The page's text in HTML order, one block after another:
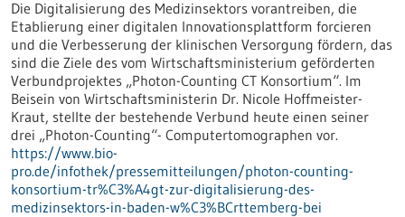
Die Digitalisierung des Medizinsektors vorantreiben, die
Etablierung einer digitalen Innovationsplattform forcieren
und die Verbesserung der klinischen Versorgung fördern, das
sind die Ziele des vom Wirtschaftsministerium geförderten
Verbundprojektes „Photon-Counting CT Konsortium“. Im
Beisein von Wirtschaftsministerin Dr. Nicole Hoffmeister-
Kraut, stellte der bestehende Verbund heute einen seiner
drei „Photon-Counting“- Computertomographen vor.
https://www.bio-
pro.de/infothek/pressemitteilungen/photon-counting-
konsortium-tr%C3%A4gt-zur-digitalisierung-des-
medizinsektors-in-baden-w%C3%BCrttemberg-bei